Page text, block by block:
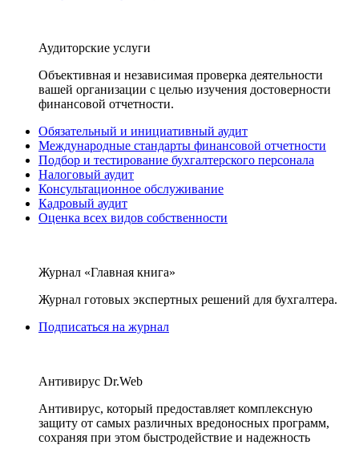
Аудиторские услуги
Объективная и независимая проверка деятельности
вашей организации с целью изучения достоверности
финансовой отчетности.
Обязательный и инициативный аудит
Международные стандарты финансовой отчетности
Подбор и тестирование бухгалтерского персонала
Налоговый аудит
Консультационное обслуживание
Кадровый аудит
Оценка всех видов собственности
Журнал «Главная книга»
Журнал готовых экспертных решений для бухгалтера.
Подписаться на журнал
Антивирус Dr.Web
Антивирус, который предоставляет комплексную
защиту от самых различных вредоносных программ,
сохраняя при этом быстродействие и надежность